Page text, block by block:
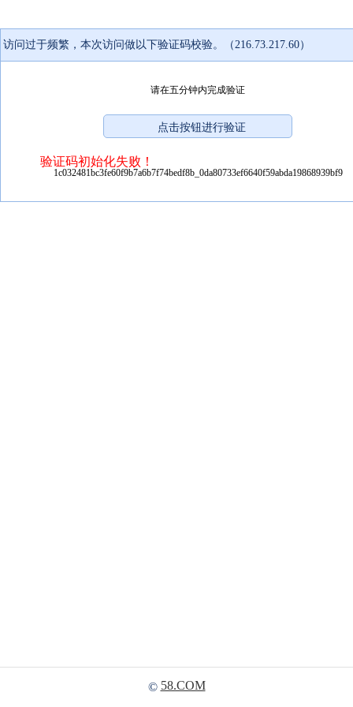
访问过于频繁，本次访问做以下验证码校验。（216.73.217.60）
请在五分钟内完成验证
验证码初始化失败！
1c032481bc3fe60f9b7a6b7f74bedf8b_0da80733ef6640f59abda19868939bf9
© 58.COM